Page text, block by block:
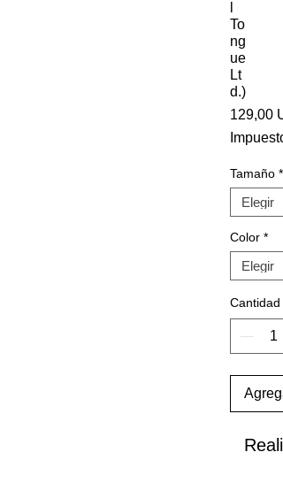
To
ng
ue
Lt
d.)
129,00
Tamaño *
Color *
Cantidad